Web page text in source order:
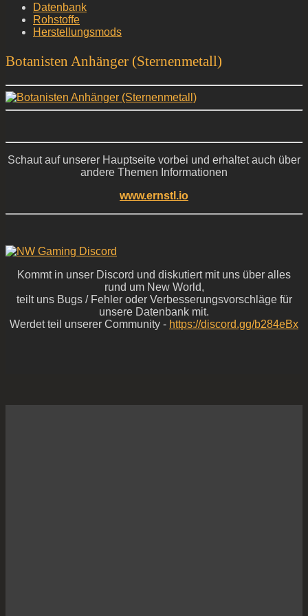
Datenbank
Rohstoffe
Herstellungsmods
Botanisten Anhänger (Sternenmetall)
Schaut auf unserer Hauptseite vorbei und erhaltet auch über
andere Themen Informationen
www.ernstl.io
Kommt in unser Discord und diskutiert mit uns über alles
rund um New World,
teilt uns Bugs / Fehler oder Verbesserungsvorschläge für
unsere Datenbank mit.
Werdet teil unserer Community - https://discord.gg/b284eBx